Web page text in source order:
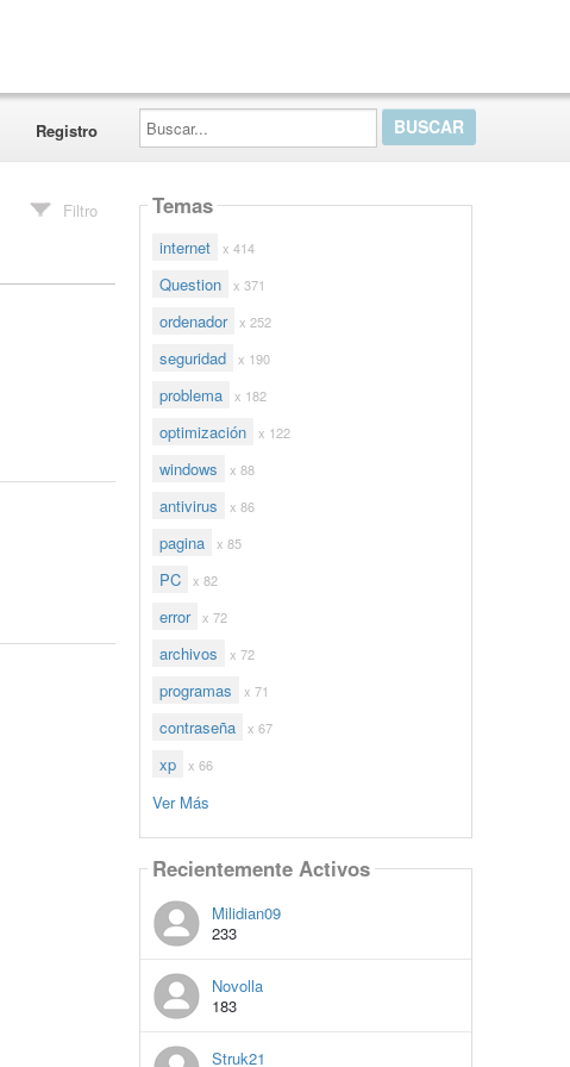
Registro
Buscar...
Filtro Temas
internet x 414
Question x 371
ordenador x 252
seguridad x 190
problema x 182
optimización x 122
windows x 88
antivirus x 86
pagina x 85
PC x 82
error x 72
archivos x 72
programas x 71
contraseña x 67
xp x 66
Ver Más
Recientemente Activos
Milidian09
233
Novolla
183
Struk21